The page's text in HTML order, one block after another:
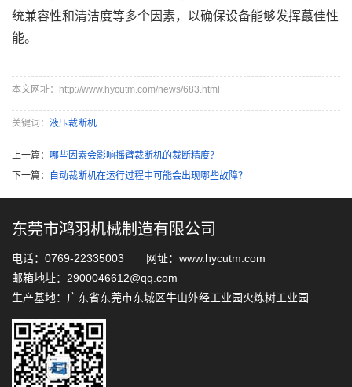
统兼容性和清洁度等多个因素，以确保设备能够发挥蕞佳性
能。
本文网址：http://www.hycutm.com/news/683.html
关键词： 液压裁断机
上一篇： 哪些因素会影响摇臂裁断机的裁断精度？
下一篇：
自动裁断机在运行过程中可能会出现哪些故障？
东莞市鸿羽机械制造有限公司
电话：0769-22335003 网址：www.hycutm.com
邮箱地址：2900046612@qq.com
生产基地：广东省东莞市东城区牛山外经工业园火炼树工业园